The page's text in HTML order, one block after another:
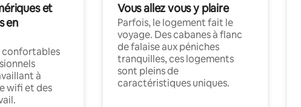
et
en
confortables
à
wifi et des
Vous allez vous y plaire
Parfois, le logement fait le
voyage. Des cabanes à flanc
de falaise aux péniches
tranquilles, ces logements
sont pleins de
caractéristiques uniques.